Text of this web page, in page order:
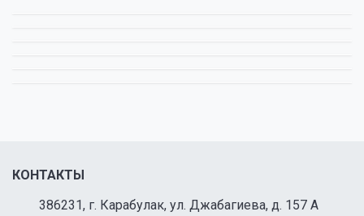
КОНТАКТЫ
386231, г. Карабулак, ул. Джабагиева, д. 157 А